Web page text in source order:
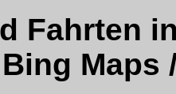
Fahrten
Bing Maps